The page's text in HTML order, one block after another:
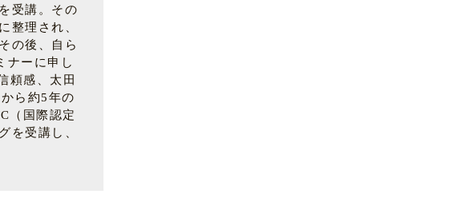
受講。その
整理され、
の後、自ら
ナーに申し
頼感、太田
ら約5年の
（国際認定
を受講し、